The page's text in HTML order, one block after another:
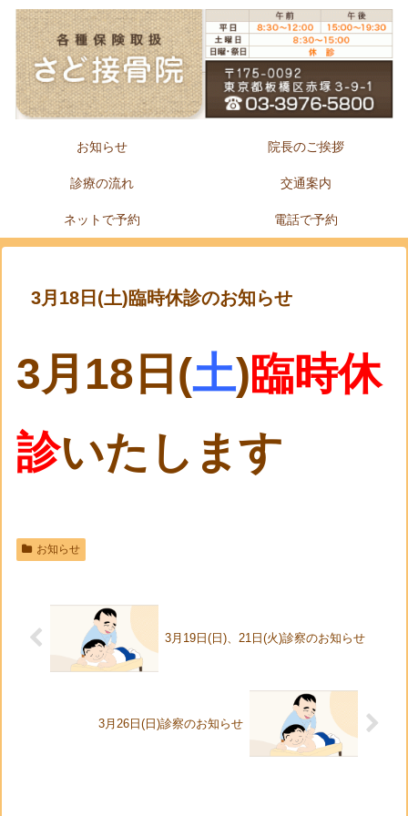
お知らせ 院長のご挨拶
診療の流れ 交通案内
ネットで予約 電話で予約
3月18日(土)臨時休診のお知らせ
3月18日(土)臨時休
診いたします
お知らせ
3月19日(日)、21日(火)診察のお知らせ
3月26日(日)診察のお知らせ